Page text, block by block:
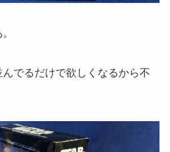
でるだけで欲しくなるから不